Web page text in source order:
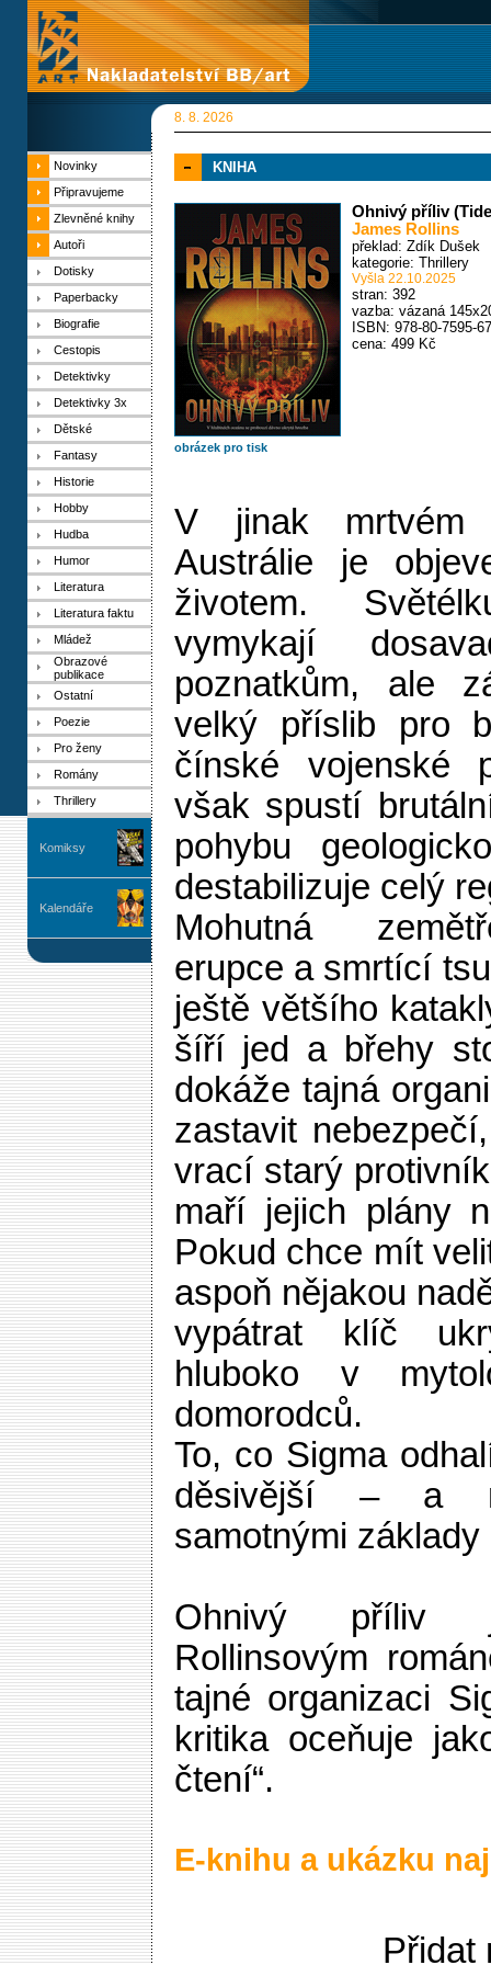
8. 8. 2026
Novinky
Připravujeme
Zlevněné knihy
Autoři
Dotisky
Paperbacky
Biografie
Cestopis
Detektivky
Detektivky 3x
Dětské
Fantasy
Historie
Hobby
Hudba
Humor
Literatura
Literatura faktu
Mládež
Obrazové
publikace
Ostatní
Poezie
Pro ženy
Romány
Thrillery
Komiksy
Kalendáře
KNIHA
obrázek pro tisk
Ohnivý příliv
James Rollins
překlad: Zdík Dušek
kategorie: Thrillery
Vyšla 22.10.2025
stran: 392
vazba: vázaná
ISBN: 978-80-7595-
cena: 499 Kč
V jinak
Austrálie je
životem.
vymykají
poznatkům, ale
velký příslib pro
čínské vojenské
však spustí
pohybu
destabilizuje celý
Mohutná
erupce a smrtící
ještě většího
šíří jed a břehy
dokáže tajná
zastavit
vrací starý
maří jejich plány
Pokud chce mít
aspoň nějakou
vypátrat klíč
hluboko v
domorodců.
To, co Sigma
děsivější – a
samotnými základy
Ohnivý příliv
Rollinsovým
tajné organizaci
kritika oceňuje
čtení“.
E-knihu a ukázku
Přidat